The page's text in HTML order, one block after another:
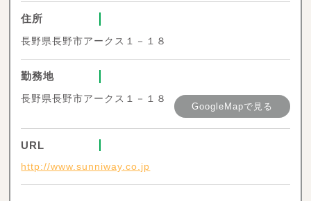
住所
長野県長野市アークス１－１８
勤務地
長野県長野市アークス１－１８
GoogleMapで見る
URL
http://www.sunniway.co.jp